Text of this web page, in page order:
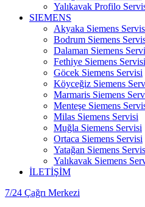
Yalıkavak Profilo
SIEMENS
Akyaka Siemens
Bodrum Siemens
Dalaman Siemens
Fethiye Siemens Servisi
Göcek Siemens Servisi
Köyceğiz Siemens
Marmaris Siemens
Menteşe Siemens
Milas Siemens Servisi
Muğla Siemens Servisi
Ortaca Siemens Servisi
Yatağan Siemens
Yalıkavak Siemens
İLETİŞİM
7/24 Çağrı Merkezi